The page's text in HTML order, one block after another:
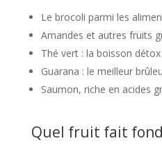
Le brocoli parmi les
Amandes et autres fruits
Thé vert : la boisson
Guarana : le meilleur
Saumon, riche en acides
Quel fruit fait